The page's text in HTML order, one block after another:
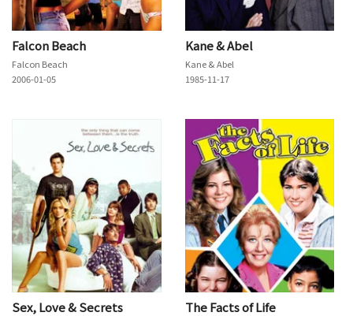
Falcon Beach
Falcon Beach
2006-01-05
Kane & Abel
Kane & Abel
1985-11-17
Sex, Love & Secrets The Facts of Life